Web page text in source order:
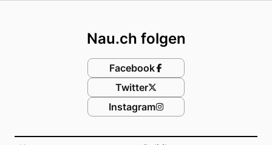
Nau.ch folgen
Facebook
Twitter
Instagram